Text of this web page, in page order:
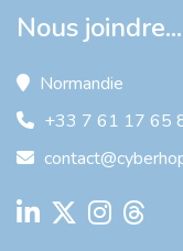
Nous joindre...
Normandie
+33 7 61 17 65